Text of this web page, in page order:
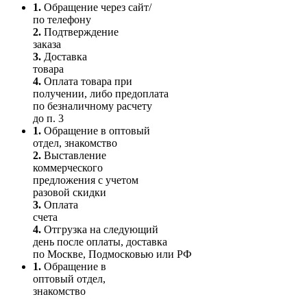
1. Обращение через сайт/
по телефону
2. Подтверждение
заказа
3. Доставка
товара
4. Оплата товара при
получении, либо предоплата
по безналичному расчету
до п. 3
1. Обращение в оптовый
отдел, знакомство
2. Выставление
коммерческого
предложения с учетом
разовой скидки
3. Оплата
счета
4. Отгрузка на следующий
день после оплаты, доставка
по Москве, Подмосковью или РФ
1. Обращение в
оптовый отдел,
знакомство